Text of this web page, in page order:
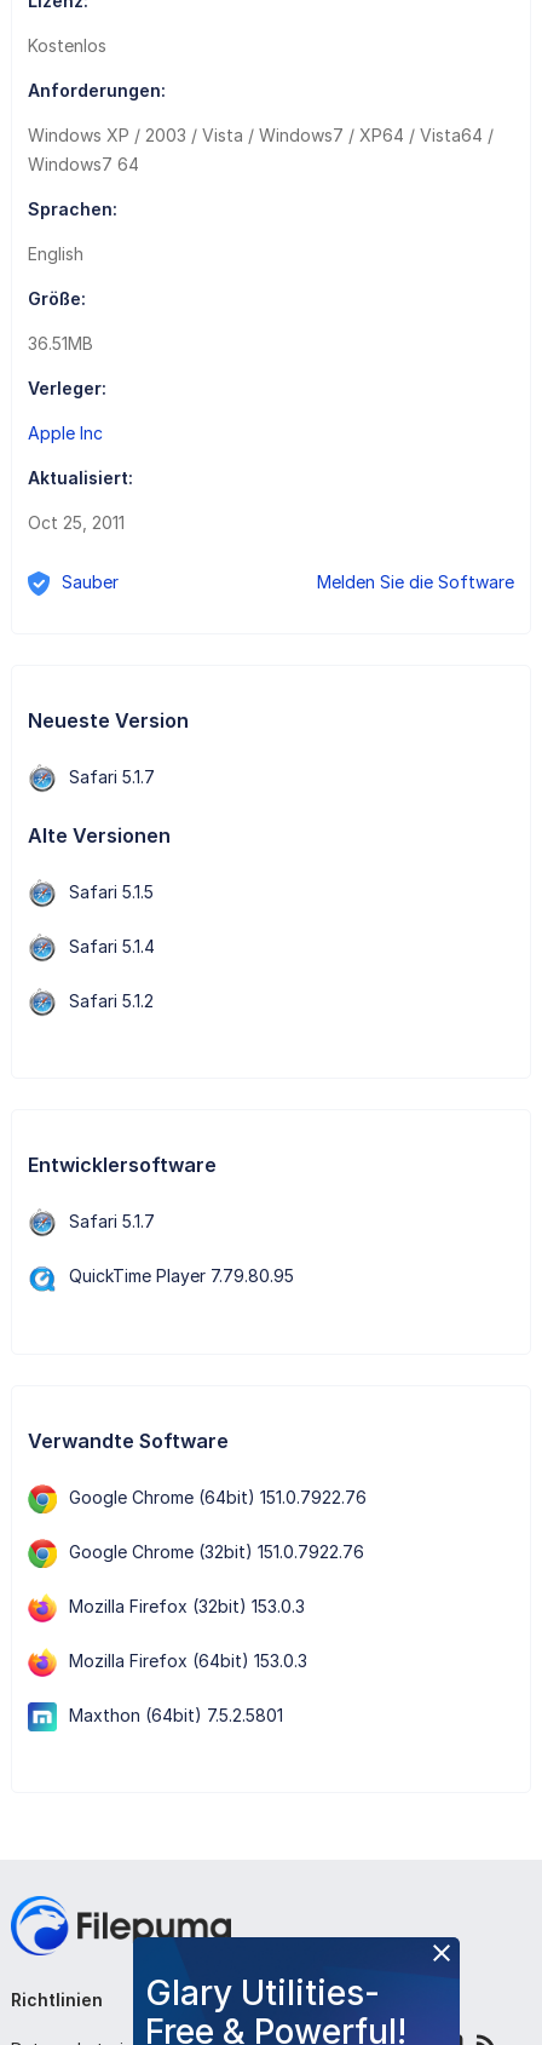
Kostenlos
Anforderungen:
Windows XP / 2003 / Vista / Windows7 / XP64 / Vista64 /
Windows7 64
Sprachen:
English
Größe:
36.51MB
Verleger:
Apple Inc
Aktualisiert:
Oct 25, 2011
Sauber Melden Sie die Software
Neueste Version
Safari 5.1.7
Alte Versionen
Safari 5.1.5
Safari 5.1.4
Safari 5.1.2
Entwicklersoftware
Safari 5.1.7
QuickTime Player 7.79.80.95
Verwandte Software
Google Chrome (64bit) 151.0.7922.76
Google Chrome (32bit) 151.0.7922.76
Mozilla Firefox (32bit) 153.0.3
Mozilla Firefox (64bit) 153.0.3
Maxthon (64bit) 7.5.2.5801
Glary Utilities-
Free & Powerful!
Richtlinien Unternehmen Folge uns